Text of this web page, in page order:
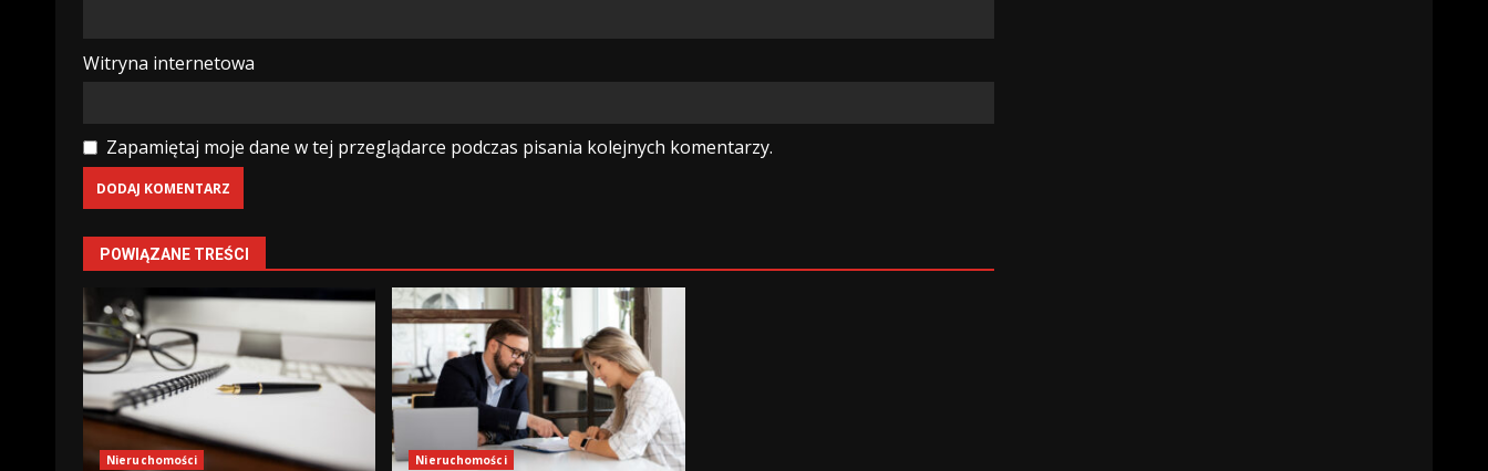
Witryna internetowa
Zapamiętaj moje dane w tej przeglądarce podczas pisania kolejnych komentarzy.
POWIĄZANE TREŚCI
Nieruchomości Nieruchomości